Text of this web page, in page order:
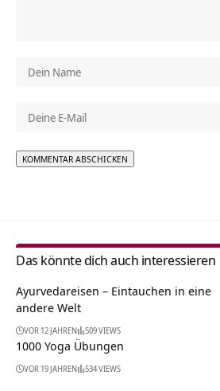
Das könnte dich auch interessieren
Ayurvedareisen – Eintauchen in eine
andere Welt
VOR 12 JAHREN 509 VIEWS
1000 Yoga Übungen
VOR 19 JAHREN 534 VIEWS